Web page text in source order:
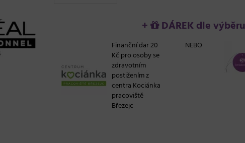
+ DÁREK dle výběru
Finanční dar 20
Kč pro osoby se
zdravotním
postižením z
centra Kociánka
pracoviště
Březejc
NEBO